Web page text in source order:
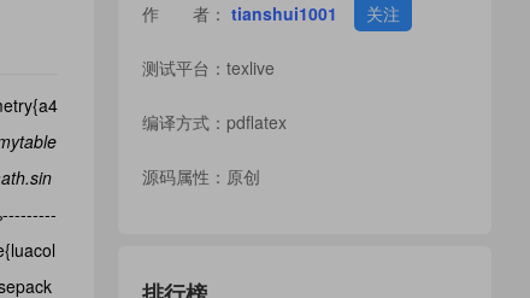
作 者： tianshui1001 关注
测试平台：texlive
编译方式：pdflatex
源码属性：原创